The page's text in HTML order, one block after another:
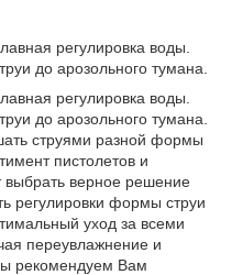
регулировка воды.
до арозольного тумана.
регулировка воды.
до арозольного тумана.
струями разной формы
пистолетов и
выбрать верное решение
регулировки формы струи
уход за всеми
переувлажнение и
рекомендуем Вам